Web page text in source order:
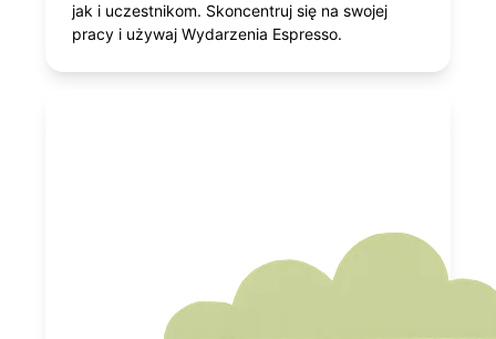
jak i uczestnikom. Skoncentruj się na swojej
pracy i używaj Wydarzenia Espresso.